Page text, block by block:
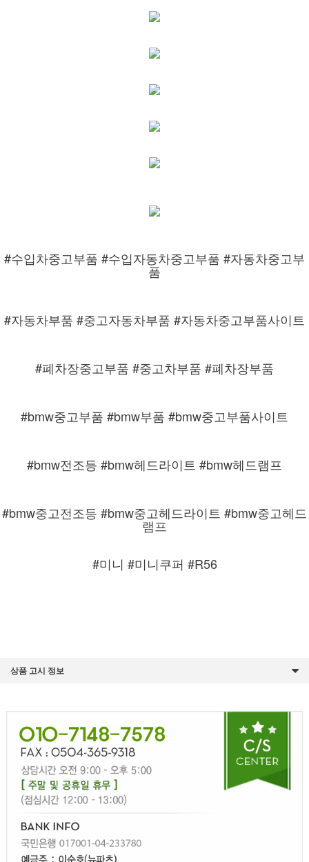
#수입차중고부품 #수입자동차중고부품 #자동차중고부
품
#자동차부품 #중고자동차부품 #자동차중고부품사이트
#폐차장중고부품 #중고차부품 #폐차장부품
#bmw중고부품 #bmw부품 #bmw중고부품사이트
#bmw전조등 #bmw헤드라이트 #bmw헤드램프
#bmw중고전조등 #bmw중고헤드라이트 #bmw중고헤드
램프
#미니 #미니쿠퍼 #R56
상품 고시 정보